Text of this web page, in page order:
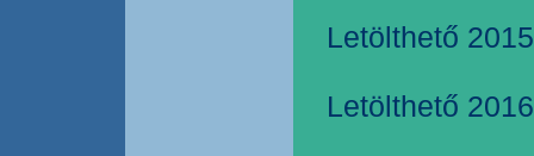
Letölthető
Letölthető